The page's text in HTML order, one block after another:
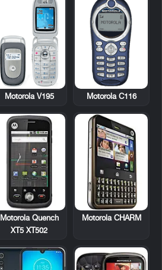
Motorola C116
Motorola V195
Motorola CHARM
Motorola Quench
XT5 XT502